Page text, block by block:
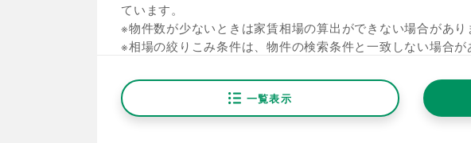
ています。
※物件数が少ないときは家賃相場の算出ができない場合があり
※相場の絞りこみ条件は、物件の検索条件と一致しない場合が
一覧表示